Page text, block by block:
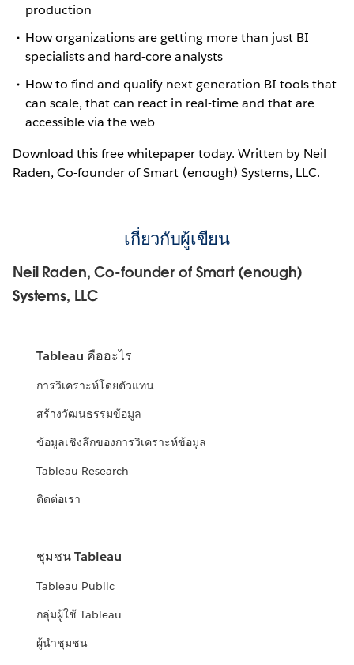
production
How organizations are getting more than just BI
specialists and hard-core analysts
How to find and qualify next generation BI tools that
can scale, that can react in real-time and that are
accessible via the web
Download this free whitepaper today. Written by Neil
Raden, Co-founder of Smart (enough) Systems, LLC.
เกี่ยวกับผู้เขียน
Neil Raden, Co-founder of Smart (enough)
Systems, LLC
Tableau คืออะไร
การวิเคราะห์โดยตัวแทน
สร้างวัฒนธรรมข้อมูล
ข้อมูลเชิงลึกของการวิเคราะห์ข้อมูล
Tableau Research
ติดต่อเรา
ชุมชน Tableau
Tableau Public
กลุ่มผู้ใช้ Tableau
ผู้นำชุมชน